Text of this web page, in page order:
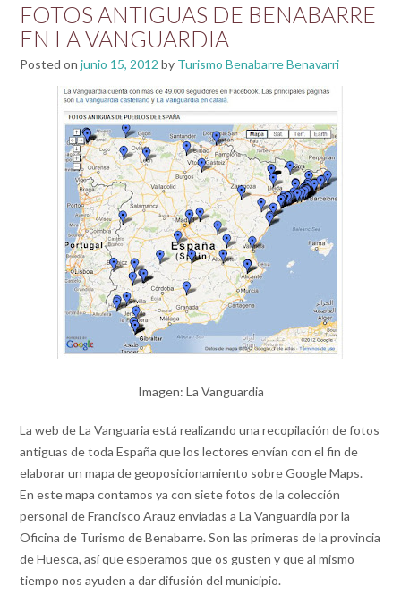
FOTOS ANTIGUAS DE BENABARRE
EN LA VANGUARDIA
Posted on junio 15, 2012 by Turismo Benabarre Benavarri
Imagen: La Vanguardia
La web de La Vanguaria está realizando una recopilación de fotos
antiguas de toda España que los lectores envían con el fin de
elaborar un mapa de geoposicionamiento sobre Google Maps.
En este mapa contamos ya con siete fotos de la colección
personal de Francisco Arauz enviadas a La Vanguardia por la
Oficina de Turismo de Benabarre. Son las primeras de la provincia
de Huesca, así que esperamos que os gusten y que al mismo
tiempo nos ayuden a dar difusión del municipio.